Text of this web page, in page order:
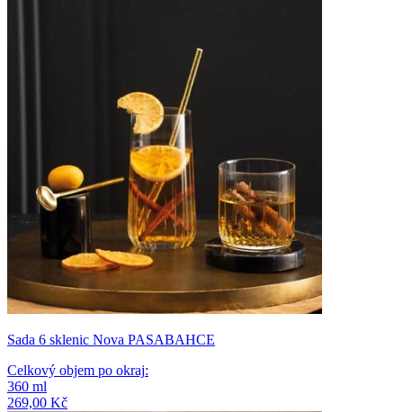
Sada 6 sklenic Nova PASABAHCE
Celkový objem po okraj:
360 ml
269,00 Kč